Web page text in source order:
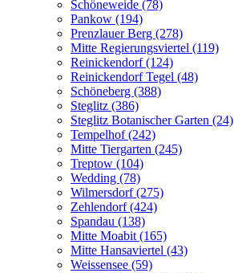
Schöneweide (78)
Pankow (194)
Prenzlauer Berg (278)
Mitte Regierungsviertel (119)
Reinickendorf (124)
Reinickendorf Tegel (48)
Schöneberg (388)
Steglitz (386)
Steglitz Botanischer Garten (24)
Tempelhof (242)
Mitte Tiergarten (245)
Treptow (104)
Wedding (78)
Wilmersdorf (275)
Zehlendorf (424)
Spandau (138)
Mitte Moabit (165)
Mitte Hansaviertel (43)
Weissensee (59)